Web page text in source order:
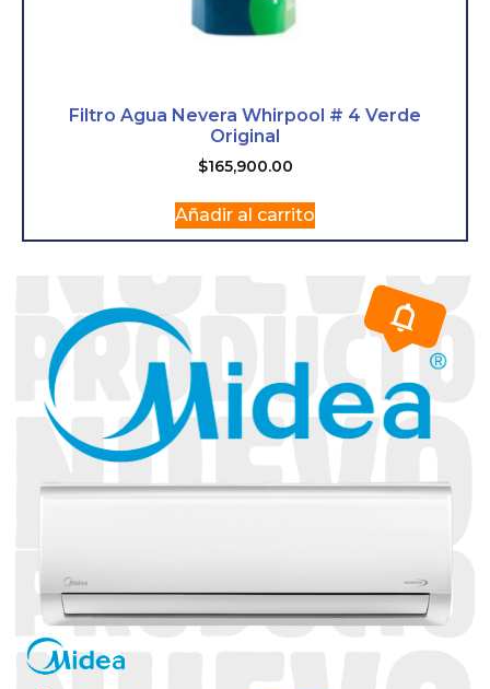
Filtro Agua Nevera Whirpool # 4 Verde
Original
$165,900.00
Añadir al carrito